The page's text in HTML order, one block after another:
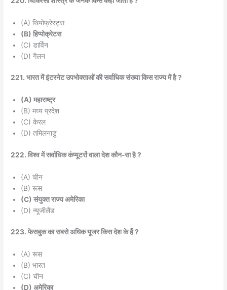
(A) थियोफ्रेस्ट्स
(B) हिप्पोक्रेटस
(C) डार्विन
(D) गैलन
221. भारत में इंटरनेट उपभोक्ताओं की सर्वाधिक संख्या किस राज्य में है ?
(A) महाराष्ट्र
(B) मध्य प्रदेश
(C) केरल
(D) तमिलनाडु
222. विश्व में सर्वाधिक कंप्यूटरों वाला देश कौन-सा है ?
(A) चीन
(B) रूस
(C) संयुक्त राज्य अमेरिका
(D) न्यूजीलैंड
223. फेसबुक का सबसे अधिक यूजर किस देश के हैं ?
(A) रूस
(B) भारत
(C) चीन
(D) अमेरिका